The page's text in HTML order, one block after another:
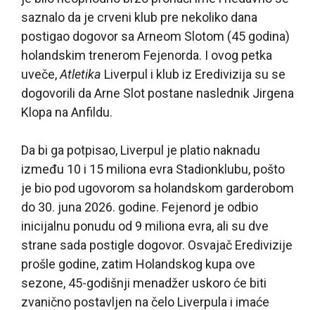
saznalo da je crveni klub pre nekoliko dana
postigao dogovor sa Arneom Slotom (45 godina)
holandskim trenerom Fejenorda. I ovog petka
uveče,Atletika Liverpul i klub iz Eredivizija su se
dogovorili da Arne Slot postane naslednik Jirgena
Klopa na Anfildu.
Da bi ga potpisao, Liverpul je platio naknadu
između 10 i 15 miliona evra Stadionklubu, pošto
je bio pod ugovorom sa holandskom garderobom
do 30. juna 2026. godine. Fejenord je odbio
inicijalnu ponudu od 9 miliona evra, ali su dve
strane sada postigle dogovor. Osvajač Eredivizije
prošle godine, zatim Holandskog kupa ove
sezone, 45-godišnji menadžer uskoro će biti
zvanično postavljen na čelo Liverpula i imaće